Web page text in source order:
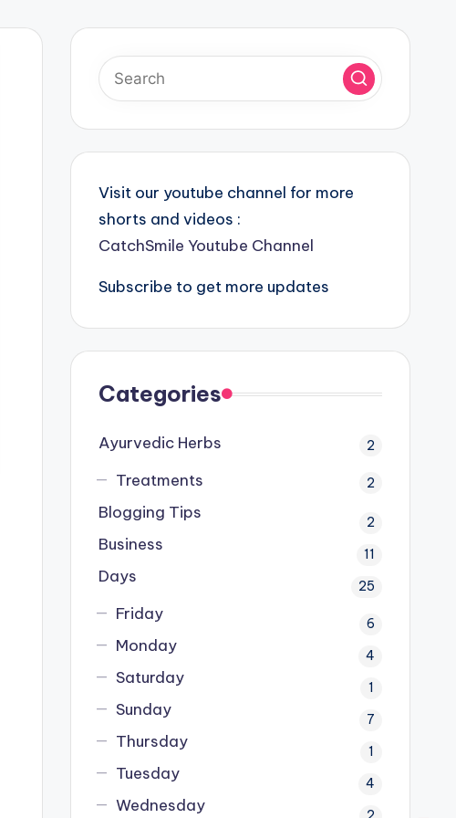
Visit our youtube channel for more
shorts and videos :
CatchSmile Youtube Channel
Subscribe to get more updates
Categories
Ayurvedic Herbs 2
Treatments 2
Blogging Tips 2
Business 11
Days 25
Friday 6
Monday 4
Saturday 1
Sunday 7
Thursday 1
Tuesday 4
Wednesday